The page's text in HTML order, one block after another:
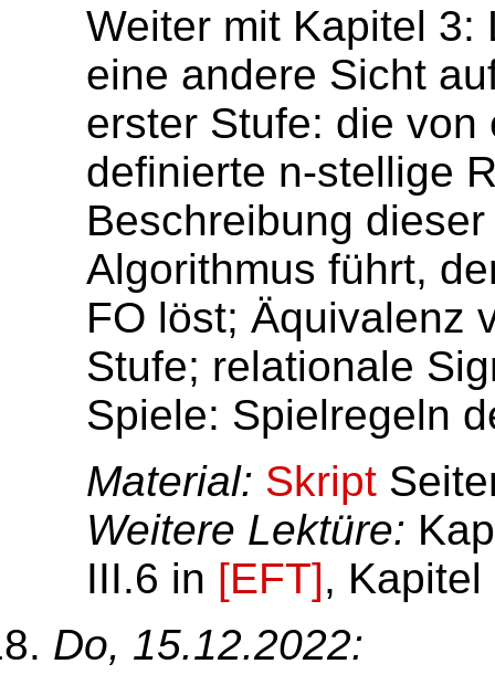
Weiter mit Kapitel 3:
eine andere Sicht
erster Stufe: die
definierte n-stellige
Beschreibung
Algorithmus führt,
FO löst; Äquivalenz
Stufe; relationale
Spiele: Spielregeln
Material: Skript
Weitere Lektüre:
III.6 in [EFT],
Do, 15.12.2022: